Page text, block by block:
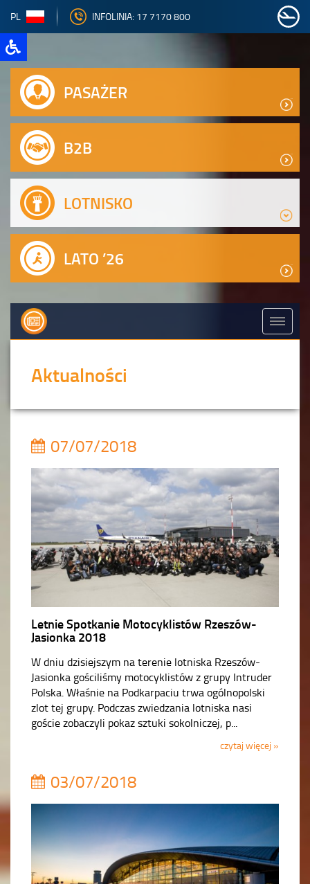
PL INFOLINIA: 17 7170 800
PASAŻER
B2B
LOTNISKO
LATO ’26
Aktualności
07/07/2018
Letnie Spotkanie Motocyklistów Rzeszów-
Jasionka 2018
W dniu dzisiejszym na terenie lotniska Rzeszów-
Jasionka gościliśmy motocyklistów z grupy Intruder
Polska. Właśnie na Podkarpaciu trwa ogólnopolski
zlot tej grupy. Podczas zwiedzania lotniska nasi
goście zobaczyli pokaz sztuki sokolniczej, p...
czytaj więcej »
03/07/2018